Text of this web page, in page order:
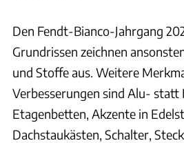
Den Fendt-Bianco-Jahrgang
Grundrissen zeichnen
und Stoffe aus. Weitere
Verbesserungen sind Alu- statt
Etagenbetten, Akzente in
Dachstaukästen, Schalter,